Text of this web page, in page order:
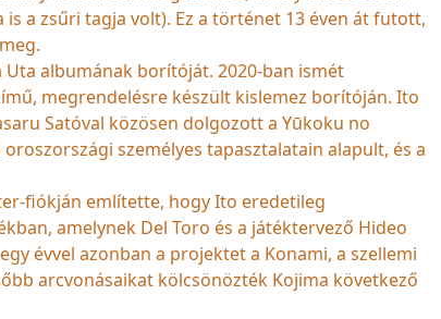
a zsűri tagja volt). Ez a történet 13 éven át futott,
albumának borítóját. 2020-ban ismét
megrendelésre készült kislemez borítóján. Ito
Satóval közösen dolgozott a Yūkoku no
személyes tapasztalatain alapult, és a
fiókján említette, hogy Ito eredetileg
amelynek Del Toro és a játéktervező Hideo
évvel azonban a projektet a Konami, a szellemi
arcvonásaikat kölcsönözték Kojima következő